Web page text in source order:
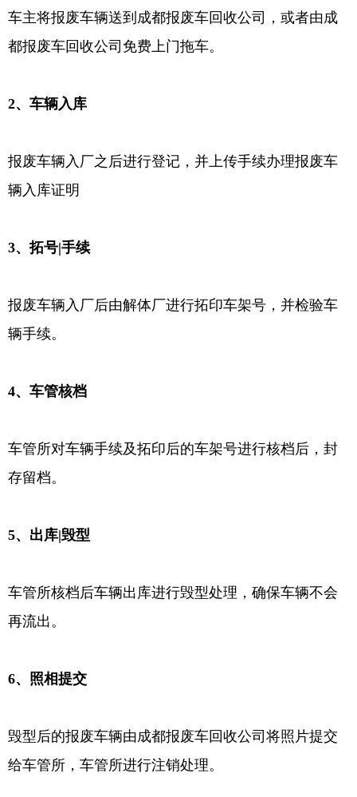
车主将报废车辆送到成都报废车回收公司，或者由成
都报废车回收公司免费上门拖车。
2、车辆入库
报废车辆入厂之后进行登记，并上传手续办理报废车
辆入库证明
3、拓号|手续
报废车辆入厂后由解体厂进行拓印车架号，并检验车
辆手续。
4、车管核档
车管所对车辆手续及拓印后的车架号进行核档后，封
存留档。
5、出库|毁型
车管所核档后车辆出库进行毁型处理，确保车辆不会
再流出。
6、照相提交
毁型后的报废车辆由成都报废车回收公司将照片提交
给车管所，车管所进行注销处理。